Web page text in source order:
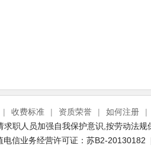
| 收费标准 | 资质荣誉 | 如何注册 |
职人员加强自我保护意识,按劳动法
信业务经营许可证：苏B2-